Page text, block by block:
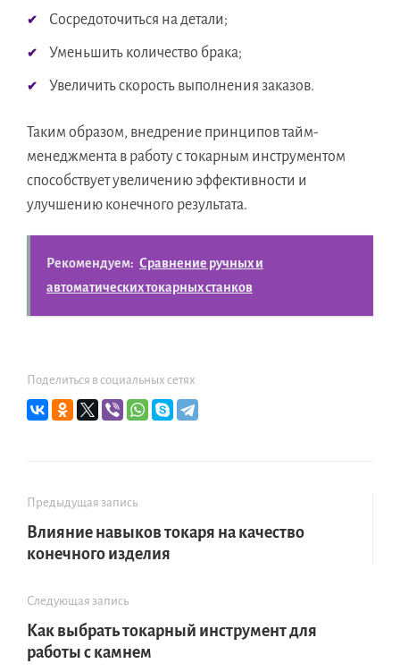
Сосредоточиться на детали;
Уменьшить количество брака;
Увеличить скорость выполнения заказов.
Таким образом, внедрение принципов тайм-
менеджмента в работу с токарным инструментом
способствует увеличению эффективности и
улучшению конечного результата.
Рекомендуем: Сравнение ручных и
автоматических токарных станков
Поделиться в социальных сетях
Предыдущая запись
Влияние навыков токаря на качество
конечного изделия
Следующая запись
Как выбрать токарный инструмент для
работы с камнем